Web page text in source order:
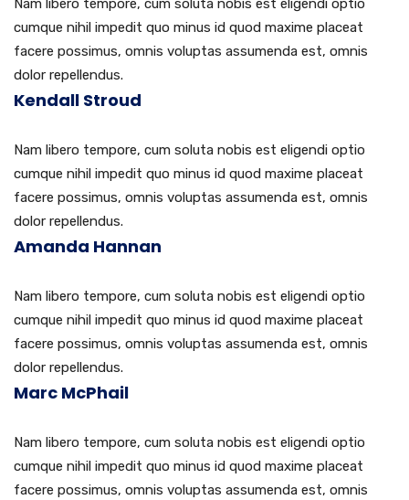
Nam libero tempore, cum soluta nobis est eligendi optio
cumque nihil impedit quo minus id quod maxime placeat
facere possimus, omnis voluptas assumenda est, omnis
dolor repellendus.
Kendall Stroud
Nam libero tempore, cum soluta nobis est eligendi optio
cumque nihil impedit quo minus id quod maxime placeat
facere possimus, omnis voluptas assumenda est, omnis
dolor repellendus.
Amanda Hannan
Nam libero tempore, cum soluta nobis est eligendi optio
cumque nihil impedit quo minus id quod maxime placeat
facere possimus, omnis voluptas assumenda est, omnis
dolor repellendus.
Marc McPhail
Nam libero tempore, cum soluta nobis est eligendi optio
cumque nihil impedit quo minus id quod maxime placeat
facere possimus, omnis voluptas assumenda est, omnis